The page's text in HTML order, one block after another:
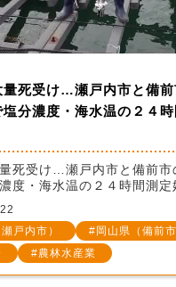
量死受け…瀬戸内市と備
分濃度・海水温の２４
死受け…瀬戸内市と備前市
度・海水温の２４時間測定
戸内市）
岡山県（備前市
農林水産業